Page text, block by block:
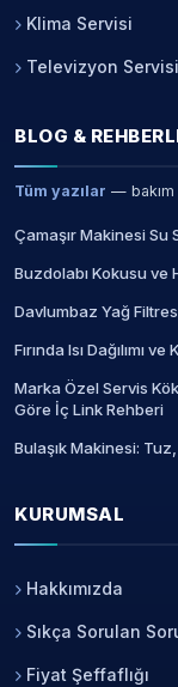
Klima Servisi
Televizyon Servisi
BLOG &
Tüm yazılar — bakım
Çamaşır Makinesi Su
Buzdolabı Kokusu ve
Davlumbaz Yağ
Fırında Isı Dağılımı
Marka Özel Servis
Göre İç Link Rehberi
Bulaşık Makinesi:
KURUMSAL
Hakkımızda
Sıkça Sorulan
Fiyat Şeffaflığı